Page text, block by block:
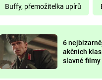
DELIVERANCE
Buffy, přemožitelka upírů
6
akčních
slavné filmy